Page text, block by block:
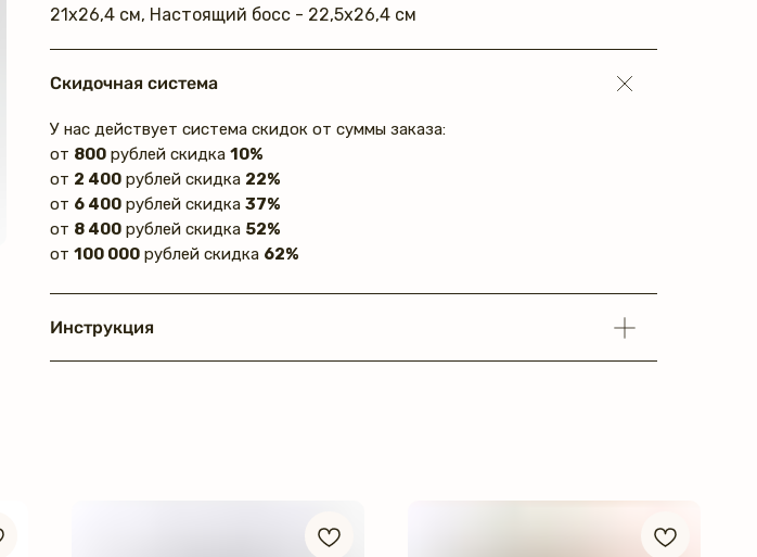
21х26,4 см, Настоящий босс - 22,5х26,4 см
Скидочная система
У нас действует система скидок от суммы заказа:
от 800 рублей скидка 10%
от 2 400 рублей скидка 22%
от 6 400 рублей скидка 37%
от 8 400 рублей скидка 52%
от 100 000 рублей скидка 62%
Инструкция